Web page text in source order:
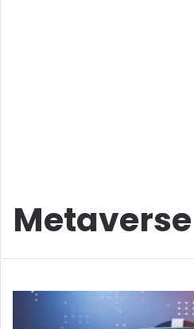
Metaverse